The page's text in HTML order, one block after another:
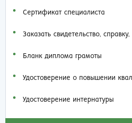
Сертификат специалиста
Заказать cвидетельство,
Бланк диплома грамоты
Удостоверение о повышении
Удостоверение интернатуры